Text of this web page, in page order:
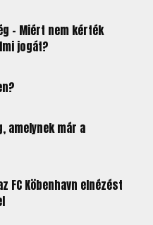
– Miért nem kérték
jogát?
amelynek már a
FC Köbenhavn elnézést